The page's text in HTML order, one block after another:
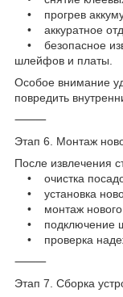
• прогрев
• аккуратное
• безопасное
шлейфов и платы.
Особое внимание
повредить
⸻
Этап 6. Монтаж
После извлечения
• очистка
• установка
• монтаж нового
• подключение
• проверка
⸻
Этап 7. Сборка